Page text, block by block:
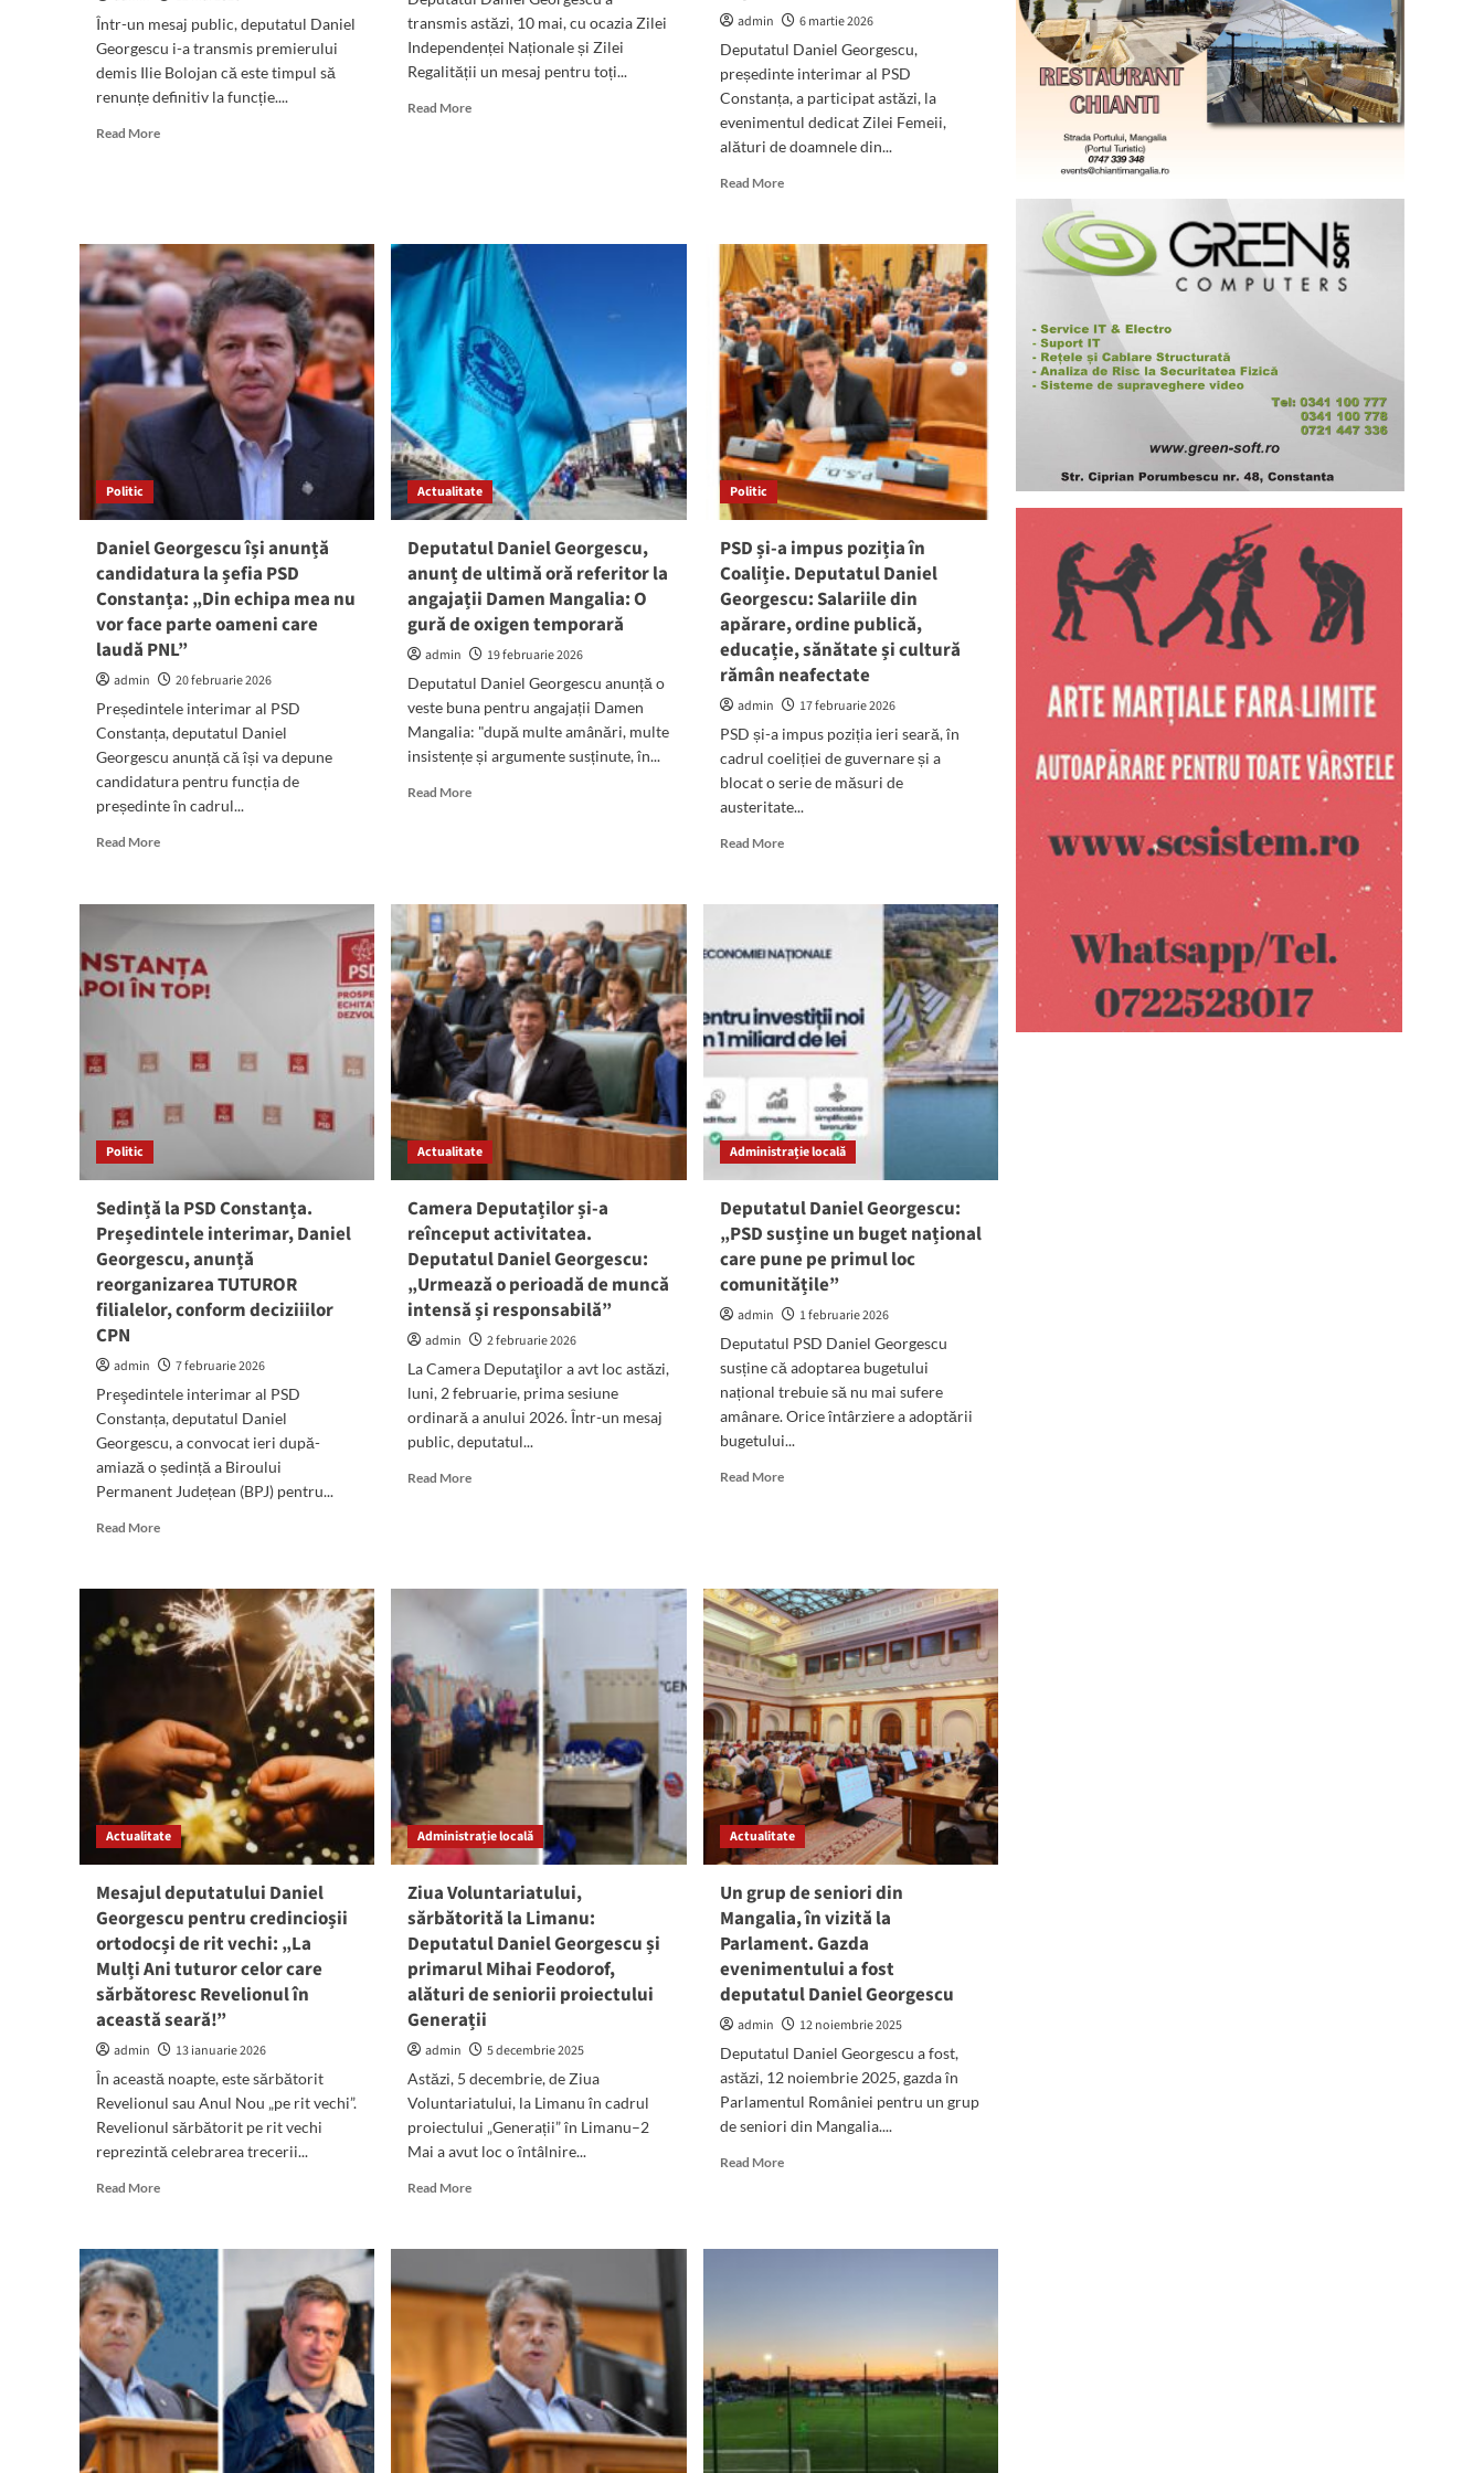
Într-un mesaj public, deputatul Daniel
Georgescu i-a transmis premierului
demis Ilie Bolojan că este timpul să
renunțe definitiv la funcție....
Read MoreRead
„Domnule
Bolojan,
este
timpul
să
plecați
și
să
lăsați
România
să
pe
care
l-
ați
provocat”
transmis astăzi, 10 mai, cu ocazia Zilei
Independenței Naționale și Zilei
Regalității un mesaj pentru toți...
Read MoreRead
cu
ocazia
Independenței
Naționale
și
Zilei
Regalității,
10
admin
6 martie 2026
Deputatul Daniel Georgescu,
președinte interimar al PSD
Constanța, a participat astăzi, la
evenimentul dedicat Zilei Femeii,
alături de doamnele din...
Read MoreRead
(FOTO)
Deputatul
Daniel
Georgescu,
alături
de
doamnele
din
PSD
Constanța:
„O
organizație
puternică
nu
dezbină
generații.
Le
pune
împreună”
Politic
Daniel Georgescu își anunță
candidatura la șefia PSD
Constanța: „Din echipa mea nu
vor face parte oameni care
laudă PNL”
admin
20 februarie 2026
Președintele interimar al PSD
Constanța, deputatul Daniel
Georgescu anunță că își va depune
candidatura pentru funcția de
președinte în cadrul...
Read MoreRead
Daniel
Georgescu
anunță
candidatura
Constanța:
echipa
parte
oameni
care
laudă
Actualitate
Deputatul Daniel Georgescu,
anunț de ultimă oră referitor la
angajații Damen Mangalia: O
gură de oxigen temporară
admin
19 februarie 2026
Deputatul Daniel Georgescu anunță o
veste buna pentru angajații Damen
Mangalia: "după multe amânări, multe
insistențe și argumente susținute, în...
Read MoreRead
de
ultimă
oră
referitor
la
angajații
Damen
Mangalia:
O
gură
de
oxigen
Politic
PSD și-a impus poziția în
Coaliție. Deputatul Daniel
Georgescu: Salariile din
apărare, ordine publică,
educație, sănătate și cultură
rămân neafectate
admin
17 februarie 2026
PSD și-a impus poziția ieri seară, în
cadrul coeliției de guvernare și a
blocat o serie de măsuri de
austeritate...
Read MoreRead
PSD
a
impus
în
Coaliție.
Deputatul
Georgescu:
Salariile
din
apărare,
educație,
sănătate
și
cultură
neafectate
Politic
Sedință la PSD Constanța.
Președintele interimar, Daniel
Georgescu, anunță
reorganizarea TUTUROR
filialelor, conform deciziiilor
CPN
admin
7 februarie 2026
Preşedintele interimar al PSD
Constanța, deputatul Daniel
Georgescu, a convocat ieri după-
amiază o ședință a Biroului
Permanent Județean (BPJ) pentru...
Read MoreRead
Sedință
la
PSD
Constanța.
Președintele
Georgescu,
anunță
reorganizarea
TUTUROR
filialelor,
conform
deciziiilor
Actualitate
Camera Deputaților și-a
reînceput activitatea.
Deputatul Daniel Georgescu:
„Urmează o perioadă de muncă
intensă și responsabilă”
admin
2 februarie 2026
La Camera Deputaţilor a avt loc astăzi,
luni, 2 februarie, prima sesiune
ordinară a anului 2026. Într-un mesaj
public, deputatul...
Read MoreRead
reînceput
Daniel
Georgescu:
„Urmează
o
perioadă
de
intensă
și
Administrație locală
Deputatul Daniel Georgescu:
„PSD susține un buget național
care pune pe primul loc
comunitățile”
admin
1 februarie 2026
Deputatul PSD Daniel Georgescu
susține că adoptarea bugetului
național trebuie să nu mai sufere
amânare. Orice întârziere a adoptării
bugetului...
Read MoreRead
„PSD
susține
un
buget
național
care
pune
pe
primul
loc
comunitățile”
Actualitate
Mesajul deputatului Daniel
Georgescu pentru credincioșii
ortodocși de rit vechi: „La
Mulți Ani tuturor celor care
sărbătoresc Revelionul în
această seară!”
admin
13 ianuarie 2026
În această noapte, este sărbătorit
Revelionul sau Anul Nou „pe rit vechi”.
Revelionul sărbătorit pe rit vechi
reprezintă celebrarea trecerii...
Read MoreRead
Mesajul
deputatului
Daniel
Georgescu
pentru
ortodocși
de
rit
vechi:
„La
Administrație locală
Ziua Voluntariatului,
sărbătorită la Limanu:
Deputatul Daniel Georgescu și
primarul Mihai Feodorof,
alături de seniorii proiectului
Generații
admin
5 decembrie 2025
Astăzi, 5 decembrie, de Ziua
Voluntariatului, la Limanu în cadrul
proiectului „Generații” în Limanu–2
Mai a avut loc o întâlnire...
Read MoreRead
Ziua
Voluntariatului,
sărbătorită
la
Limanu:
Deputatul
Daniel
Georgescu
și
primarul
Mihai
Actualitate
Un grup de seniori din
Mangalia, în vizită la
Parlament. Gazda
evenimentului a fost
deputatul Daniel Georgescu
admin
12 noiembrie 2025
Deputatul Daniel Georgescu a fost,
astăzi, 12 noiembrie 2025, gazda în
Parlamentul României pentru un grup
de seniori din Mangalia....
Read MoreRead
vizită
la
Parlament.
Gazda
evenimentului